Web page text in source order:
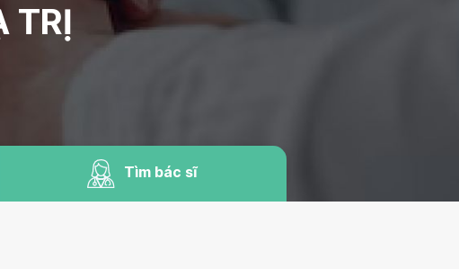
TRỊ
Tìm bác sĩ